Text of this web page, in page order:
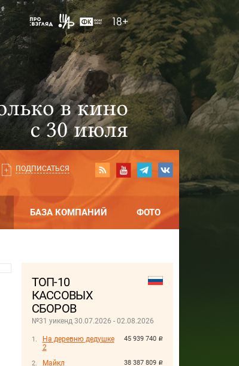
ПОДПИСАТЬСЯ
БАЗА КОМПАНИЙ ФОТО
ТОП-10
КАССОВЫХ
СБОРОВ
№31 уикенд 30.07.2026 - 02.08.2026
45 939 740 руб.
На деревню дедушке
2
38 387 809 руб.
Майкл